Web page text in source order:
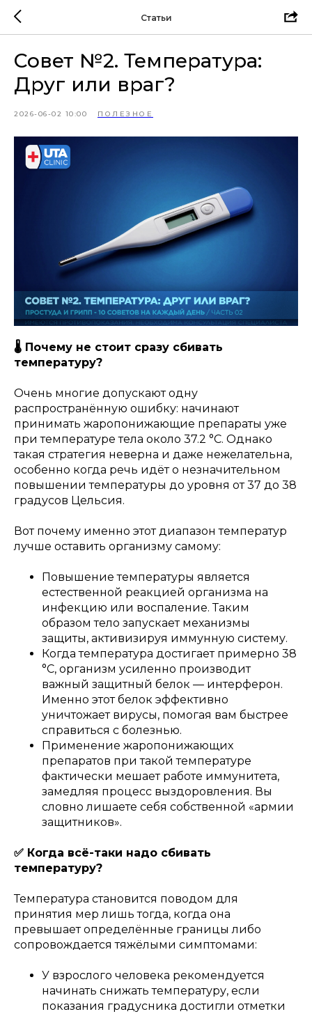
Статьи
Совет №2. Температура:
Друг или враг?
2026-06-02 10:00 ПОЛЕЗНОЕ
🌡️ Почему не стоит сразу сбивать
температуру?
Очень многие допускают одну
распространённую ошибку: начинают
принимать жаропонижающие препараты уже
при температуре тела около 37.2 °C. Однако
такая стратегия неверна и даже нежелательна,
особенно когда речь идёт о незначительном
повышении температуры до уровня от 37 до 38
градусов Цельсия.
Вот почему именно этот диапазон температур
лучше оставить организму самому:
Повышение температуры является
естественной реакцией организма на
инфекцию или воспаление. Таким
образом тело запускает механизмы
защиты, активизируя иммунную систему.
Когда температура достигает примерно 38
°C, организм усиленно производит
важный защитный белок — интерферон.
Именно этот белок эффективно
уничтожает вирусы, помогая вам быстрее
справиться с болезнью.
Применение жаропонижающих
препаратов при такой температуре
фактически мешает работе иммунитета,
замедляя процесс выздоровления. Вы
словно лишаете себя собственной «армии
защитников».
✅ Когда всё-таки надо сбивать
температуру?
Температура становится поводом для
принятия мер лишь тогда, когда она
превышает определённые границы либо
сопровождается тяжёлыми симптомами:
У взрослого человека рекомендуется
начинать снижать температуру, если
показания градусника достигли отметки